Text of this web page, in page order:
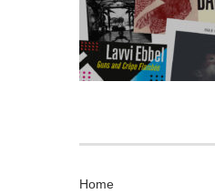
Home